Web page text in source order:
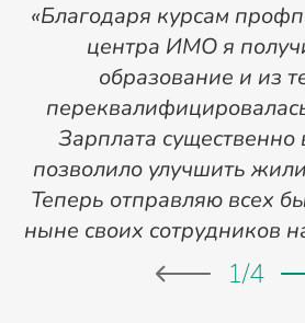
«Благодаря курсам
центра ИМО я
образование и из
Зарплата существенно
позволило улучшить
Теперь отправляю всех
ныне своих сотрудников
1/4